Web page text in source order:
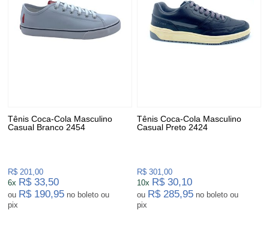
Tênis Coca-Cola Masculino
Casual Branco 2454
R$ 201,00
6x R$ 33,50
ou R$ 190,95 no boleto ou
pix
Tênis Coca-Cola Masculino
Casual Preto 2424
R$ 301,00
10x R$ 30,10
ou R$ 285,95 no boleto ou
pix